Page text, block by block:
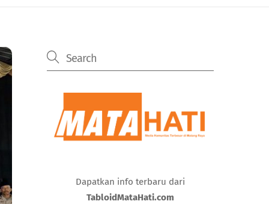
Dapatkan info terbaru dari
TabloidMataHati.com